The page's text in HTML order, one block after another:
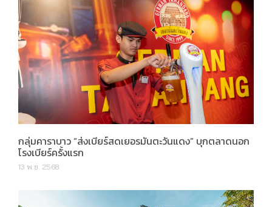
กลุ่มคาราบาว “ส่งเบียร์สดเยอรมันตะวันแดง” บุกตลาดนอก
โรงเบียร์ครั้งแรก
13 พ.ย. 2568